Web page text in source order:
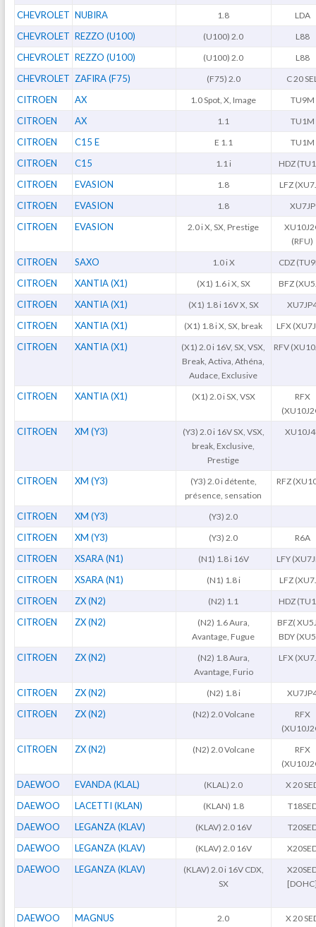
CHEVROLET NUBIRA 1.8 LDA
CHEVROLET REZZO (U100) (U100) 2.0 L88
CHEVROLET REZZO (U100) (U100) 2.0 L88
CHEVROLET ZAFIRA (F75) (F75) 2.0 C 20
CITROEN AX 1.0 Spot, X, Image TU9M
CITROEN AX 1.1 TU1M
CITROEN C15 E E 1.1 TU1M
CITROEN C15 1.1 i HDZ
CITROEN EVASION 1.8 LFZ
CITROEN EVASION 1.8 XU7JP
CITROEN EVASION 2.0 i X, SX, Prestige
(RFU)
CITROEN SAXO 1.0 i X CDZ
CITROEN XANTIA (X1) (X1) 1.6 i X, SX BFZ
CITROEN XANTIA (X1) (X1) 1.8 i 16V X, SX
CITROEN XANTIA (X1) (X1) 1.8 i X, SX, break LFX
CITROEN XANTIA (X1)
(X1) 2.0 i 16V, SX, VSX,
Break, Activa, Athéna,
Audace, Exclusive
RFV
CITROEN XANTIA (X1) (X1) 2.0 i SX, VSX
RFX
CITROEN XM (Y3)
(Y3) 2.0 i 16V SX, VSX,
break, Exclusive,
Prestige
CITROEN XM (Y3)
(Y3) 2.0 i détente,
présence, sensation
RFZ
CITROEN XM (Y3) (Y3) 2.0
CITROEN XM (Y3) (Y3) 2.0 R6A
CITROEN XSARA (N1) (N1) 1.8 i 16V LFY
CITROEN XSARA (N1) (N1) 1.8 i LFZ
CITROEN ZX (N2) (N2) 1.1 HDZ
CITROEN ZX (N2)
(N2) 1.6 Aura,
Avantage, Fugue
BFZ(
BDY
CITROEN ZX (N2)
(N2) 1.8 Aura,
Avantage, Furio
LFX
CITROEN ZX (N2) (N2) 1.8 i
CITROEN ZX (N2) (N2) 2.0 Volcane
RFX
CITROEN ZX (N2) (N2) 2.0 Volcane
RFX
DAEWOO EVANDA (KLAL) (KLAL) 2.0 X 20
DAEWOO LACETTI (KLAN) (KLAN) 1.8
DAEWOO LEGANZA (KLAV) (KLAV) 2.0 16V
DAEWOO LEGANZA (KLAV) (KLAV) 2.0 16V
DAEWOO LEGANZA (KLAV)
(KLAV) 2.0 i 16V CDX,
SX
DAEWOO MAGNUS 2.0 X 20